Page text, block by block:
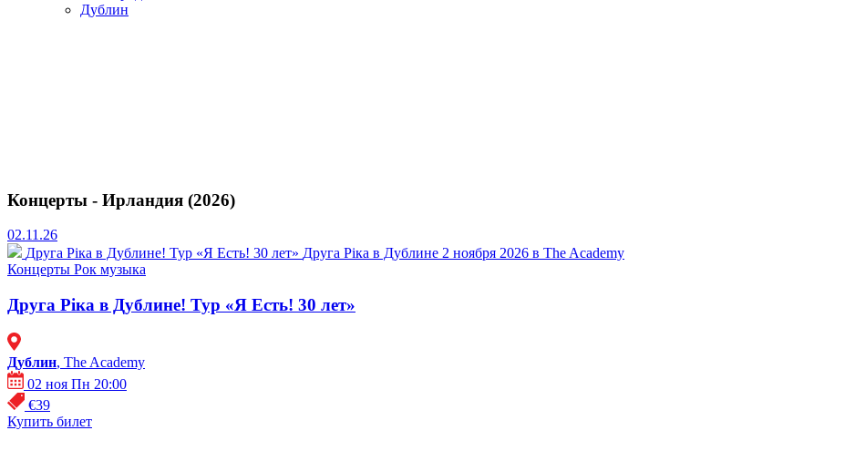
Дублин
Концерты - Ирландия (2026)
02.11.26
Друга Ріка в Дублине! Тур «Я Есть! 30 лет» Друга Ріка в Дублине 2 ноября 2026 в The Academy
Концерты Рок музыка
Друга Ріка в Дублине! Тур «Я Есть! 30 лет»
Дублин, The Academy
02 ноя Пн 20:00
€39
Купить билет